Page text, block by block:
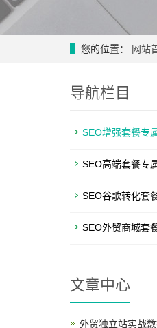
您的位置： 网站
导航栏目
SEO增强套餐专
SEO高端套餐专
SEO谷歌转化套
SEO外贸商城套
文章中心
外贸独立站实战